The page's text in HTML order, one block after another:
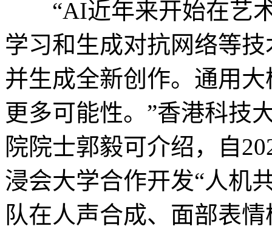
“AI近年来开始在艺术
学习和生成对抗网络等
并生成全新创作。通用
更多可能性。”香港科技
院院士郭毅可介绍，自
浸会大学合作开发“人机
队在人声合成、面部表